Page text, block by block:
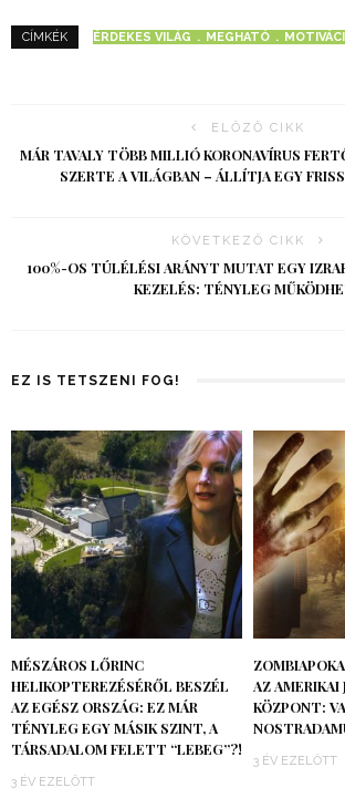
CÍMKÉK ÉRDEKES VILÁG MEGHATÓ
ELŐZŐ CIKK
MÁR TAVALY TÖBB MILLIÓ KORONAVÍRUS
SZERTE A VILÁGBAN – ÁLLÍTJA EGY
KÖVETKEZŐ CIKK
100%-OS TÚLÉLÉSI ARÁNYT MUTAT EGY
KEZELÉS: TÉNYLEG
EZ IS TETSZENI FOG!
MÉSZÁROS LŐRINC
HELIKOPTEREZÉSÉRŐL BESZÉL
AZ EGÉSZ ORSZÁG: EZ MÁR
TÉNYLEG EGY MÁSIK SZINT, A
TÁRSADALOM FELETT “LEBEG”?!
3 ÉV EZELŐTT
AZ AMERIKAI
KÖZPONT:
3 ÉV EZELŐTT